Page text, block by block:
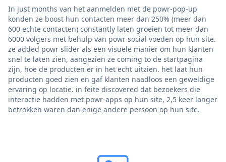
In just months van het aanmelden met de powr-pop-up
konden ze boost hun contacten meer dan 250% (meer dan
600 echte contacten) constantly laten groeien tot meer dan
6000 volgers met behulp van powr social voeden op hun site.
ze added powr slider als een visuele manier om hun klanten
snel te laten zien, aangezien ze coming to de startpagina
zijn, hoe de producten er in het echt uitzien. het laat hun
producten goed zien en gaf klanten naadloos een geweldige
ervaring op locatie. in feite discovered dat bezoekers die
interactie hadden met powr-apps op hun site, 2,5 keer langer
betrokken waren dan enige andere persoon op hun site.